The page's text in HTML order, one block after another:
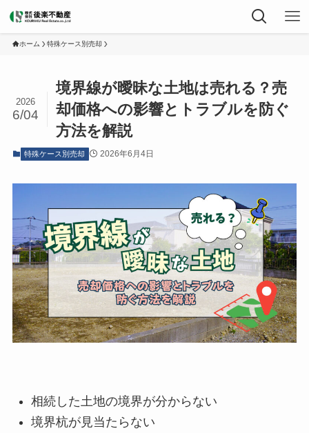
ホーム 特殊ケース別売却
境界線が曖昧な土地は売れる？売
却価格への影響とトラブルを防ぐ
方法を解説
2026
6/04
特殊ケース別売却 2026年6月4日
相続した土地の境界が分からない
境界杭が見当たらない